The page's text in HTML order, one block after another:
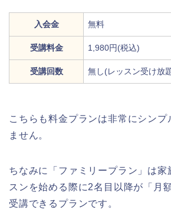
入会金 無料
受講料金 1,980円(税込)
受講回数 無し(レッスン受け放
こちらも料金プランは非常にシンプ
ません。
ちなみに「ファミリープラン」は家
スンを始める際に2名目以降が「月
受講できるプランです。